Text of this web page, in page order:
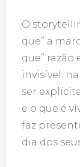
O
que” a
que” razão
invisível:
ser
e o que é
faz
dia dos